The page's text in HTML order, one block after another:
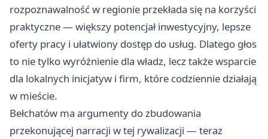
rozpoznawalność w regionie przekłada się na korzyści
praktyczne — większy potencjał inwestycyjny, lepsze
oferty pracy i ułatwiony dostęp do usług. Dlatego głos
to nie tylko wyróżnienie dla władz, lecz także wsparcie
dla lokalnych inicjatyw i firm, które codziennie działają
w mieście.
Bełchatów ma argumenty do zbudowania
przekonującej narracji w tej rywalizacji — teraz